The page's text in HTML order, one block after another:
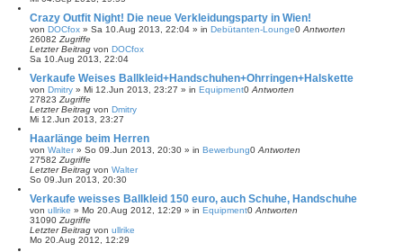
Crazy Outfit Night! Die neue Verkleidungsparty in Wien!
von DOCfox » Sa 10.Aug 2013, 22:04 » in Debütanten-Lounge0 Antworten
26082 Zugriffe
Letzter Beitrag von DOCfox
Sa 10.Aug 2013, 22:04
Verkaufe Weises Ballkleid+Handschuhen+Ohrringen+Halskette
von Dmitry » Mi 12.Jun 2013, 23:27 » in Equipment0 Antworten
27823 Zugriffe
Letzter Beitrag von Dmitry
Mi 12.Jun 2013, 23:27
Haarlänge beim Herren
von Walter» So 09.Jun 2013, 20:30 » in Bewerbung0 Antworten
27582 Zugriffe
Letzter Beitrag von Walter
So 09.Jun 2013, 20:30
Verkaufe weisses Ballkleid 150 euro, auch Schuhe, Handschuhe
von ullrike » Mo 20.Aug 2012, 12:29 » in Equipment0 Antworten
31090 Zugriffe
Letzter Beitrag von ullrike
Mo 20.Aug 2012, 12:29